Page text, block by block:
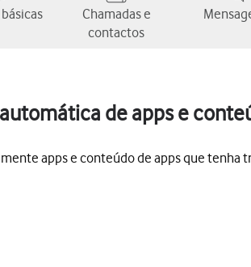
Chamadas e
contactos
de apps e
apps e conteúdo de apps que tenha